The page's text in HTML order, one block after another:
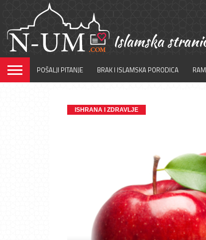
POŠALJI PITANJE BRAK I ISLAMSKA PORODICA
ISHRANA I ZDRAVLJE